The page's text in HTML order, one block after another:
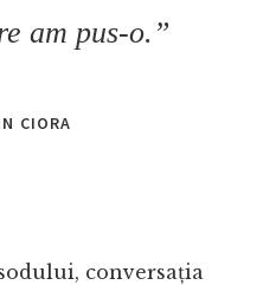
am pus-o.”
CIORA
conversația